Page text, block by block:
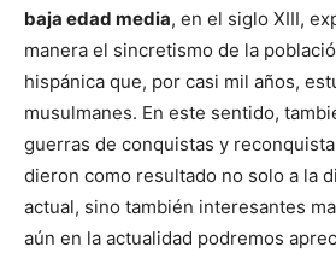
baja edad media, en el siglo XIII,
manera el sincretismo de la
hispánica que, por casi mil años,
musulmanes. En este sentido,
guerras de conquistas y
dieron como resultado no solo a la
actual, sino también interesantes
aún en la actualidad podremos